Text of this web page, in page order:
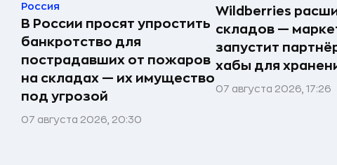
Россия
В России просят упростить
банкротство для
пострадавших от пожаров
на складах — их имущество
под угрозой
07 августа 2026, 20:30
Wildberries
складов —
запустит
хабы для
07 августа 2026, 17:26